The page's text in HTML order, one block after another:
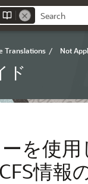
Translations / Not
ド
を使用
情報